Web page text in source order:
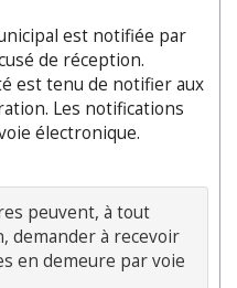
est notifiée par
de réception.
est tenu de notifier aux
Les notifications
électronique.
peuvent, à tout
demander à recevoir
en demeure par voie